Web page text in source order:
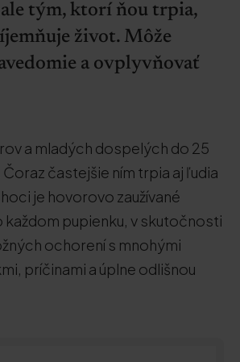
ale tým, ktorí ňou trpia,
život. Môže
a ovplyvňovať
a mladých dospelých do 25
častejšie ním trpia aj ľudia
je hovorovo zaužívané
každom pupienku, v skutočnosti
ochorení s mnohými
príčinami a úplne odlišnou